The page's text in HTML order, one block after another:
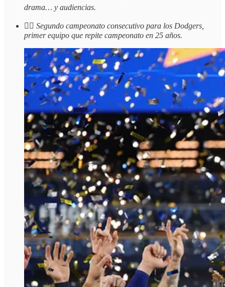
drama… y audiencias.
✌🏻 Segundo campeonato consecutivo para los Dodgers,
primer equipo que repite campeonato en 25 años.